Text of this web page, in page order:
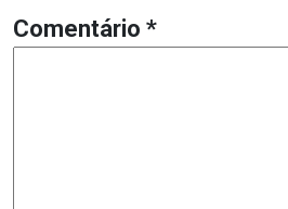
Comentário *